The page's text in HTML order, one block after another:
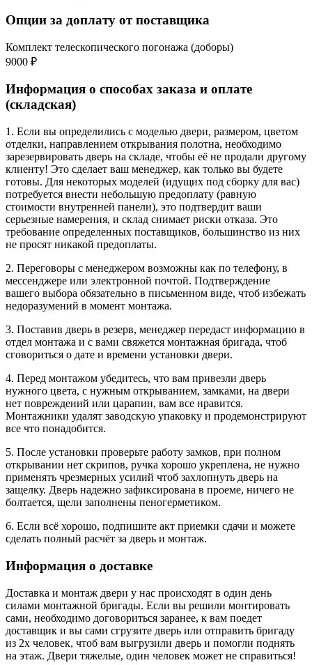
Опции за доплату от поставщика
Комплект телескопического погонажа (доборы)
9000 ₽
Информация о способах заказа и оплате
(складская)
1. Если вы определились с моделью двери, размером, цветом
отделки, направлением открывания полотна, необходимо
зарезервировать дверь на складе, чтобы её не продали другому
клиенту! Это сделает ваш менеджер, как только вы будете
готовы. Для некоторых моделей (идущих под сборку для вас)
потребуется внести небольшую предоплату (равную
стоимости внутренней панели), это подтвердит ваши
серьезные намерения, и склад снимает риски отказа. Это
требование определенных поставщиков, большинство из них
не просят никакой предоплаты.
2. Переговоры с менеджером возможны как по телефону, в
мессенджере или электронной почтой. Подтверждение
вашего выбора обязательно в письменном виде, чтоб избежать
недоразумений в момент монтажа.
3. Поставив дверь в резерв, менеджер передаст информацию в
отдел монтажа и с вами свяжется монтажная бригада, чтоб
сговориться о дате и времени установки двери.
4. Перед монтажом убедитесь, что вам привезли дверь
нужного цвета, с нужным открыванием, замками, на двери
нет повреждений или царапин, вам все нравится.
Монтажники удалят заводскую упаковку и продемонстрируют
все что понадобится.
5. После установки проверьте работу замков, при полном
открывании нет скрипов, ручка хорошо укреплена, не нужно
применять чрезмерных усилий чтоб захлопнуть дверь на
защелку. Дверь надежно зафиксирована в проеме, ничего не
болтается, щели заполнены пеногерметиком.
6. Если всё хорошо, подпишите акт приемки сдачи и можете
сделать полный расчёт за дверь и монтаж.
Информация о доставке
Доставка и монтаж двери у нас происходят в один день
силами монтажной бригады. Если вы решили монтировать
сами, необходимо договориться заранее, к вам поедет
доставщик и вы сами сгрузите дверь или отправить бригаду
из 2х человек, чтоб вам выгрузили дверь и помогли поднять
на этаж. Двери тяжелые, один человек может не справиться!